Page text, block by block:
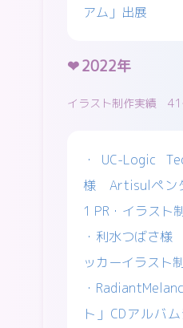
アム」出展
2022年
イラスト制作実績
・UC-Logic
様 Artisulペン
1 PR・イラスト
・利水つばさ
ッカーイラスト
・
ト」CDアルバ